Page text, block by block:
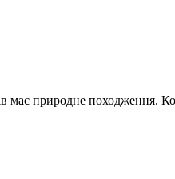
має природне походження.